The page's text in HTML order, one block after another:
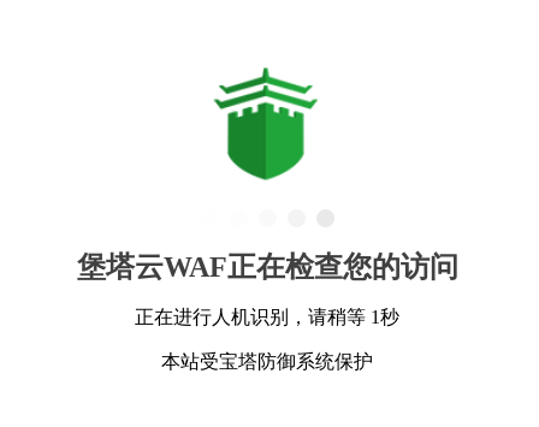
堡塔云WAF正在检查您的访问
正在进行人机识别，请稍等 1秒
本站受宝塔防御系统保护